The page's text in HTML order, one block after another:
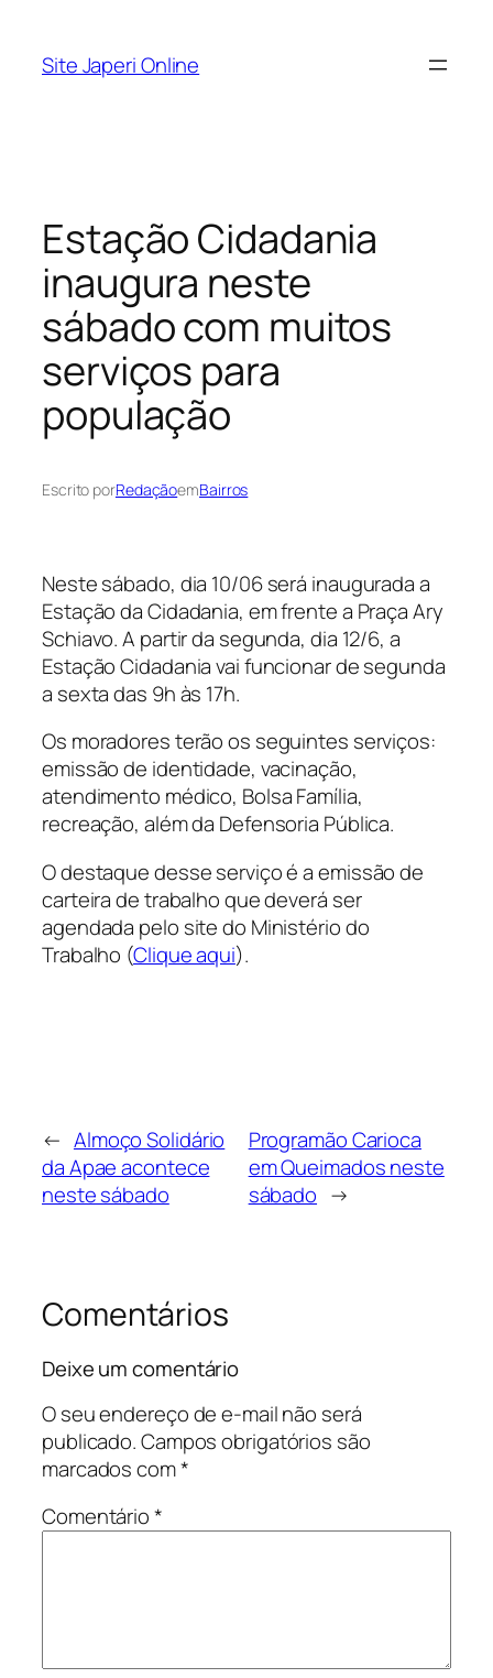
Site Japeri Online
Estação Cidadania
inaugura neste
sábado com muitos
serviços para
população
Escrito porRedaçãoemBairros
Neste sábado, dia 10/06 será inaugurada a
Estação da Cidadania, em frente a Praça Ary
Schiavo. A partir da segunda, dia 12/6, a
Estação Cidadania vai funcionar de segunda
a sexta das 9h às 17h.
Os moradores terão os seguintes serviços:
emissão de identidade, vacinação,
atendimento médico, Bolsa Família,
recreação, além da Defensoria Pública.
O destaque desse serviço é a emissão de
carteira de trabalho que deverá ser
agendada pelo site do Ministério do
Trabalho (Clique aqui).
← Almoço Solidário
da Apae acontece
neste sábado
Programão Carioca
em Queimados neste
sábado →
Comentários
Deixe um comentário
O seu endereço de e-mail não será
publicado.Campos obrigatórios são
marcados com*
Comentário*